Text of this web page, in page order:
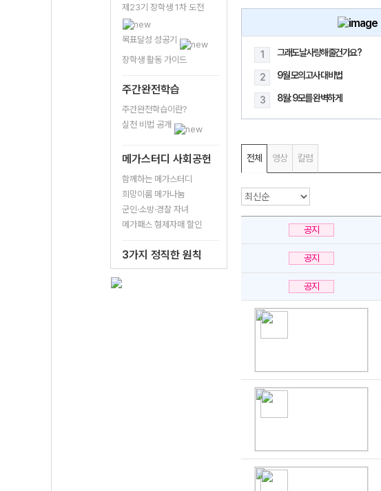
제23기 장학생 1차 도전
목표달성 성공기
장학생 활동 가이드
주간완전학습
주간완전학습이란?
실천 비법 공개
메가스터디 사회공헌
함께하는 메가스터디
희망이룸 메가나눔
군인·소방·경찰 자녀
메가패스 형제자매 할인
3가지 정직한 원칙
1 그래도날사랑해줄건가요?
2 9월 모의고사 대비법
3 8월: 9모를 완벽하게
전체 영상 칼럼
공지
공지
공지